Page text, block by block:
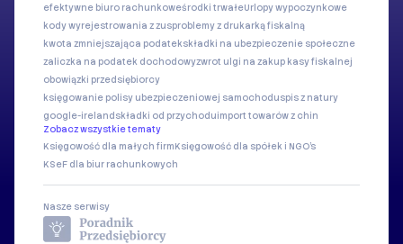
efektywne biuro rachunkoweśrodki trwałeUrlopy wypoczynkowe
kody wyrejestrowania z zusproblemy z drukarką fiskalną
kwota zmniejszająca podatekskładki na ubezpieczenie społeczne
zaliczka na podatek dochodowyzwrot ulgi na zakup kasy fiskalnej
obowiązki przedsiębiorcy
księgowanie polisy ubezpieczeniowej samochoduspis z natury
google-irelandskładki od przychoduimport towarów z chin
Zobacz wszystkie tematy
Księgowość dla małych firmKsięgowość dla spółek i NGO's
KSeF dla biur rachunkowych
Nasze serwisy